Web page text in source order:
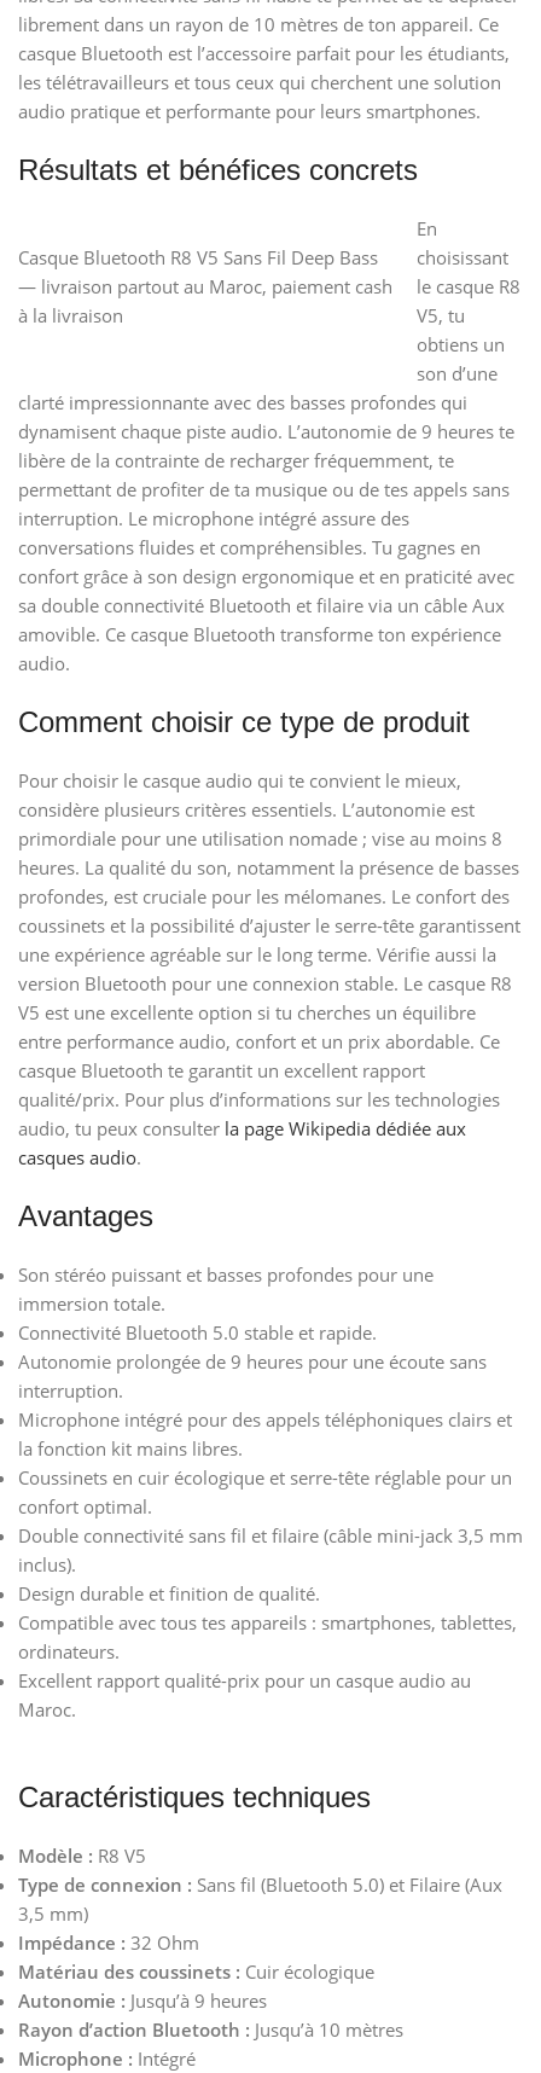
librement dans un rayon de 10 mètres de ton appareil. Ce
casque Bluetooth est l’accessoire parfait pour les étudiants,
les télétravailleurs et tous ceux qui cherchent une solution
audio pratique et performante pour leurs smartphones.
Résultats et bénéfices concrets
Casque Bluetooth R8 V5 Sans Fil Deep Bass
— livraison partout au Maroc, paiement cash
à la livraison
En
choisissant
le casque R8
V5, tu
obtiens un
son d’une
clarté impressionnante avec des basses profondes qui
dynamisent chaque piste audio. L’autonomie de 9 heures te
libère de la contrainte de recharger fréquemment, te
permettant de profiter de ta musique ou de tes appels sans
interruption. Le microphone intégré assure des
conversations fluides et compréhensibles. Tu gagnes en
confort grâce à son design ergonomique et en praticité avec
sa double connectivité Bluetooth et filaire via un câble Aux
amovible. Ce casque Bluetooth transforme ton expérience
audio.
Comment choisir ce type de produit
Pour choisir le casque audio qui te convient le mieux,
considère plusieurs critères essentiels. L’autonomie est
primordiale pour une utilisation nomade ; vise au moins 8
heures. La qualité du son, notamment la présence de basses
profondes, est cruciale pour les mélomanes. Le confort des
coussinets et la possibilité d’ajuster le serre-tête garantissent
une expérience agréable sur le long terme. Vérifie aussi la
version Bluetooth pour une connexion stable. Le casque R8
V5 est une excellente option si tu cherches un équilibre
entre performance audio, confort et un prix abordable. Ce
casque Bluetooth te garantit un excellent rapport
qualité/prix. Pour plus d’informations sur les technologies
audio, tu peux consulter la page Wikipedia dédiée aux
casques audio.
Avantages
Son stéréo puissant et basses profondes pour une
immersion totale.
Connectivité Bluetooth 5.0 stable et rapide.
Autonomie prolongée de 9 heures pour une écoute sans
interruption.
Microphone intégré pour des appels téléphoniques clairs et
la fonction kit mains libres.
Coussinets en cuir écologique et serre-tête réglable pour un
confort optimal.
Double connectivité sans fil et filaire (câble mini-jack 3,5 mm
inclus).
Design durable et finition de qualité.
Compatible avec tous tes appareils : smartphones, tablettes,
ordinateurs.
Excellent rapport qualité-prix pour un casque audio au
Maroc.
Caractéristiques techniques
Modèle : R8 V5
Type de connexion : Sans fil (Bluetooth 5.0) et Filaire (Aux
3,5 mm)
Impédance : 32 Ohm
Matériau des coussinets : Cuir écologique
Autonomie : Jusqu’à 9 heures
Rayon d’action Bluetooth : Jusqu’à 10 mètres
Microphone : Intégré